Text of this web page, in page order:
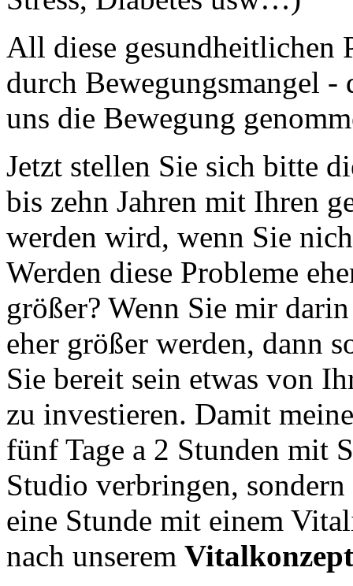
All diese gesundheitlichen
durch Bewegungsmangel -
uns die Bewegung
Jetzt stellen Sie sich bitte
bis zehn Jahren mit Ihren
werden wird, wenn Sie
Werden diese Probleme
größer? Wenn Sie mir
eher größer werden, dann
Sie bereit sein etwas von
zu investieren. Damit
fünf Tage a 2 Stunden mit
Studio verbringen,
eine Stunde mit einem
nach unserem